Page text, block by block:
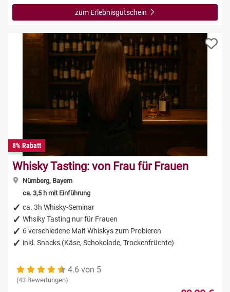
zum Erlebnisgutschein
8% Rabatt
Whisky Tasting: von Frau für Frauen
Nürnberg, Bayern
ca. 3,5 h mit Einführung
ca. 3h Whisky-Seminar
Whsiky Tasting nur für Frauen
6 verschiedene Malt Whiskys zum Probieren
inkl. Snacks (Käse, Schokolade, Trockenfrüchte)
4.6 von 5
(43 Bewertungen)